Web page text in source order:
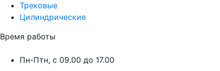
Трековые
Цилиндрические
Время работы
Пн-Птн, с 09.00 до 17.00